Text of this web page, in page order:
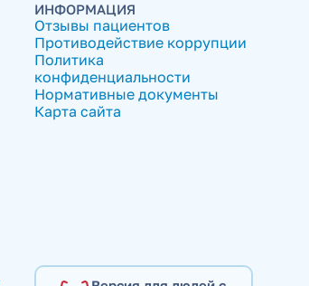
ИНФОРМАЦИЯ
Отзывы пациентов
Противодействие коррупции
Политика
конфиденциальности
Нормативные документы
Карта сайта